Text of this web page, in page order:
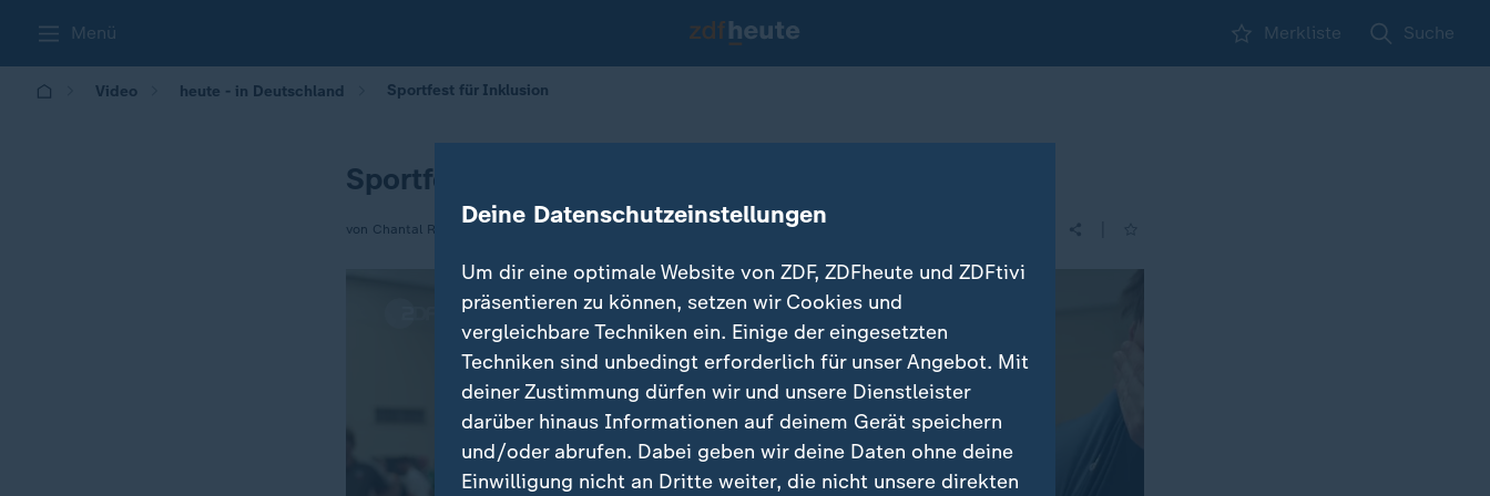
Menü Merkliste Suche
Video heute - in Deutschland Sportfest für Inklusion
Sportfest für Inklusion
von Chantal Ried Deine Datenschutzeinstellungen
Um dir eine optimale Website von ZDF, ZDFheute und ZDFtivi
präsentieren zu können, setzen wir Cookies und
vergleichbare Techniken ein. Einige der eingesetzten
Techniken sind unbedingt erforderlich für unser Angebot. Mit
deiner Zustimmung dürfen wir und unsere Dienstleister
darüber hinaus Informationen auf deinem Gerät speichern
und/oder abrufen. Dabei geben wir deine Daten ohne deine
Einwilligung nicht an Dritte weiter, die nicht unsere direkten